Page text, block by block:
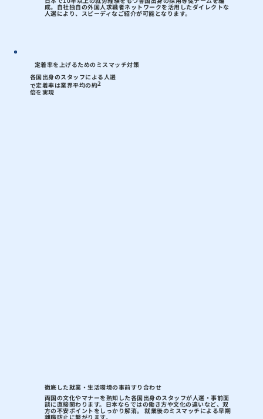
成。 自社独自の外国人求職者ネットワークを活用したダイレクトな
人選により、スピーディなご紹介が可能となります。
定着率を上げるためのミスマッチ対策
各国出身のスタッフによる人選
​で定着率は業界平均の約2
倍を実現
徹底した就業・生活環境の事前すり合わせ
両国の文化やマナーを熟知した各国出身のスタッフが人選・事前面
談に直接関わります。 日本ならではの働き方や文化の違いなど、双
方の不安ポイントをしっかり解消。 就業後のミスマッチによる早期
離職防止に繋がります。